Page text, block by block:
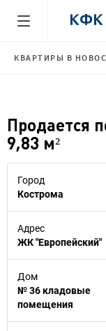
КВАРТИРЫ В
Продается
9,83 м²
Город
Кострома
Адрес
ЖК "Европейский"
Дом
№ 36 кладовые
помещения